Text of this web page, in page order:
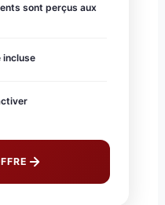
sont perçus aux
incluse